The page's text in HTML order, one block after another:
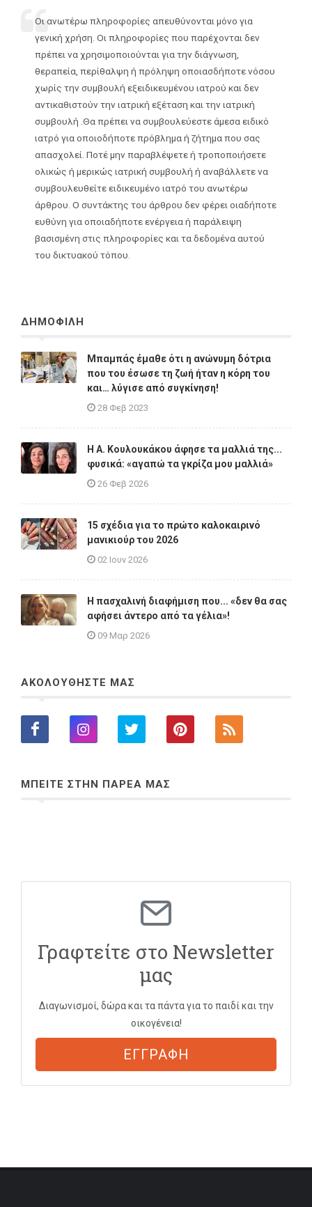
Οι ανωτέρω πληροφορίες απευθύνονται μόνο για
γενική χρήση. Οι πληροφορίες που παρέχονται δεν
πρέπει να χρησιμοποιούνται για την διάγνωση,
θεραπεία, περίθαλψη ή πρόληψη οποιασδήποτε νόσου
χωρίς την συμβουλή εξειδικευμένου ιατρού και δεν
αντικαθιστούν την ιατρική εξέταση και την ιατρική
συμβουλή .Θα πρέπει να συμβουλεύεστε άμεσα ειδικό
ιατρό για οποιοδήποτε πρόβλημα ή ζήτημα που σας
απασχολεί. Ποτέ μην παραβλέψετε ή τροποποιήσετε
ολικώς ή μερικώς ιατρική συμβουλή ή αναβάλλετε να
συμβουλευθείτε ειδικευμένο ιατρό του ανωτέρω
άρθρου. Ο συντάκτης του άρθρου δεν φέρει οιαδήποτε
ευθύνη για οποιαδήποτε ενέργεια ή παράλειψη
βασισμένη στις πληροφορίες και τα δεδομένα αυτού
του δικτυακού τόπου.
ΔΗΜΟΦΙΛΗ
Μπαμπάς έμαθε ότι η ανώνυμη δότρια
που του έσωσε τη ζωή ήταν η κόρη του
και… λύγισε από συγκίνηση!
28 Φεβ 2023
Η A. Κουλουκάκου άφησε τα μαλλιά της...
φυσικά: «αγαπώ τα γκρίζα μου μαλλιά»
26 Φεβ 2026
15 σχέδια για το πρώτο καλοκαιρινό
μανικιούρ του 2026
02 Ιουν 2026
Η πασχαλινή διαφήμιση που... «δεν θα σας
αφήσει άντερο από τα γέλια»!
09 Μαρ 2026
ΑΚΟΛΟΥΘΗΣΤΕ ΜΑΣ
ΜΠΕΙΤΕ ΣΤΗΝ ΠΑΡΕΑ ΜΑΣ
Γραφτείτε στο Newsletter
μας
Διαγωνισμοί, δώρα και τα πάντα για το παιδί και την
οικογένεια!
ΕΓΓΡΑΦΗ